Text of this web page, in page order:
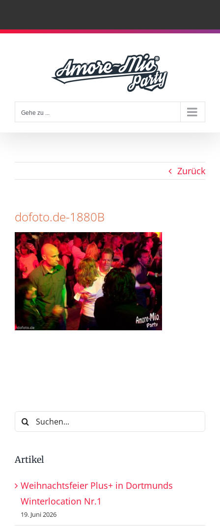
Zum
Gehe zu ...
Zurück
dofoto.de-1880B
Suche
nach:
Artikel
Weihnachtsfeier Plus+ in Dortmunds
Winterlocation Nr.1
19. Juni 2026